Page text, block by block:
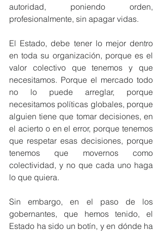
autoridad, poniendo orden,
profesionalmente, sin apagar vidas.
El Estado, debe tener lo mejor dentro
en toda su organización, porque es el
valor colectivo que tenemos y que
necesitamos. Porque el mercado todo
no lo puede arreglar, porque
necesitamos políticas globales, porque
alguien tiene que tomar decisiones, en
el acierto o en el error, porque tenemos
que respetar esas decisiones, porque
tenemos que movernos como
colectividad, y no que cada uno haga
lo que quiera.
Sin embargo, en el paso de los
gobernantes, que hemos tenido, el
Estado ha sido un botín, y en dónde ha